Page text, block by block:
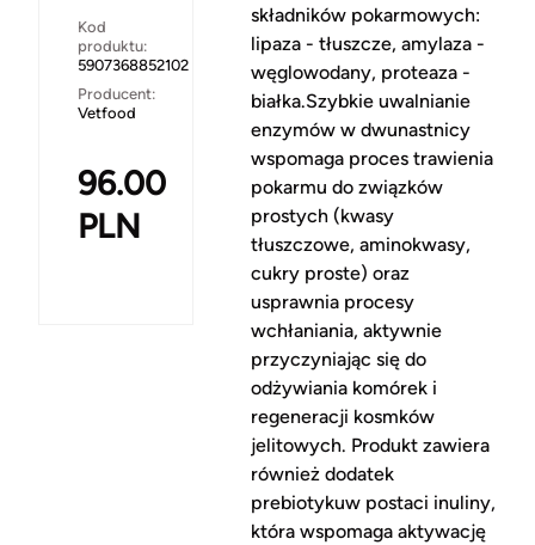
Kod
produktu:
5907368852102
Producent:
Vetfood
96.00
PLN
składników pokarmowych:
lipaza - tłuszcze, amylaza -
węglowodany, proteaza -
białka.Szybkie uwalnianie
enzymów w dwunastnicy
wspomaga proces trawienia
pokarmu do związków
prostych (kwasy
tłuszczowe, aminokwasy,
cukry proste) oraz
usprawnia procesy
wchłaniania, aktywnie
przyczyniając się do
odżywiania komórek i
regeneracji kosmków
jelitowych. Produkt zawiera
również dodatek
prebiotykuw postaci inuliny,
która wspomaga aktywację